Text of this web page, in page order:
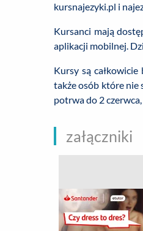
kursnajezyki.pl i
Kursanci mają
aplikacji mobilnej.
Kursy są
także osób które nie
potrwa do 2
załączniki